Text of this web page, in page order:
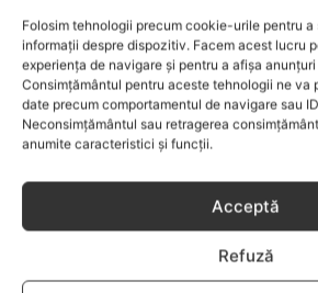
Folosim tehnologii precum cookie-urile pentru
informații despre dispozitiv. Facem acest lucru
experiența de navigare și pentru a afișa
Consimțământul pentru aceste tehnologii ne va
date precum comportamentul de navigare sau
Neconsimțământul sau retragerea
anumite caracteristici și funcții.
Acceptă
Refuză
încât să poţi obţine performanţe
este un capitol destinat vieţii de familie
întreagă de sfaturi eficiente. COPII
capitol fascinant dedicat copiilor
SĂ PREVII! –sunt prezentate
anumitor probleme de sănătate ce pot